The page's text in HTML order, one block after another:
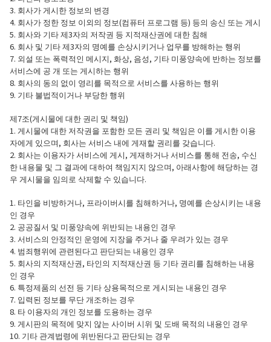
3. 회사가 게시한 정보의 변경
4. 회사가 정한 정보 이외의 정보(컴퓨터 프로그램 등) 등의 송신 또는 게시
5. 회사와 기타 제3자의 저작권 등 지적재산권에 대한 침해
6. 회사 및 기타 제3자의 명예를 손상시키거나 업무를 방해하는 행위
7. 외설 또는 폭력적인 메시지, 화상, 음성, 기타 미풍양속에 반하는 정보를
서비스에 공 개 또는 게시하는 행위
8. 회사의 동의 없이 영리를 목적으로 서비스를 사용하는 행위
9. 기타 불법적이거나 부당한 행위
제7조(게시물에 대한 권리 및 책임)
1. 게시물에 대한 저작권을 포함한 모든 권리 및 책임은 이를 게시한 이용
자에게 있으며, 회사는 서비스 내에 게재할 권리를 갖습니다.
2. 회사는 이용자가 서비스에 게시, 게재하거나 서비스를 통해 전송, 수신
한 내용물 및 그 결과에 대하여 책임지지 않으며, 아래사항에 해당하는 경
우 게시물을 임의로 삭제할 수 있습니다.
1. 타인을 비방하거나, 프라이버시를 침해하거나, 명예를 손상시키는 내용
인 경우
2. 공공질서 및 미풍양속에 위반되는 내용인 경우
3. 서비스의 안정적인 운영에 지장을 주거나 줄 우려가 있는 경우
4. 범죄행위에 관련된다고 판단되는 내용인 경우
5. 회사의 지적재산권, 타인의 지적재산권 등 기타 권리를 침해하는 내용
인 경우
6. 특정제품의 선전 등 기타 상용목적으로 게시되는 내용인 경우
7. 입력된 정보를 무단 개조하는 경우
8. 타 이용자의 개인 정보를 도용하는 경우
9. 게시판의 목적에 맞지 않는 사이버 시위 및 도배 목적의 내용인 경우
10. 기타 관계법령에 위반된다고 판단되는 경우